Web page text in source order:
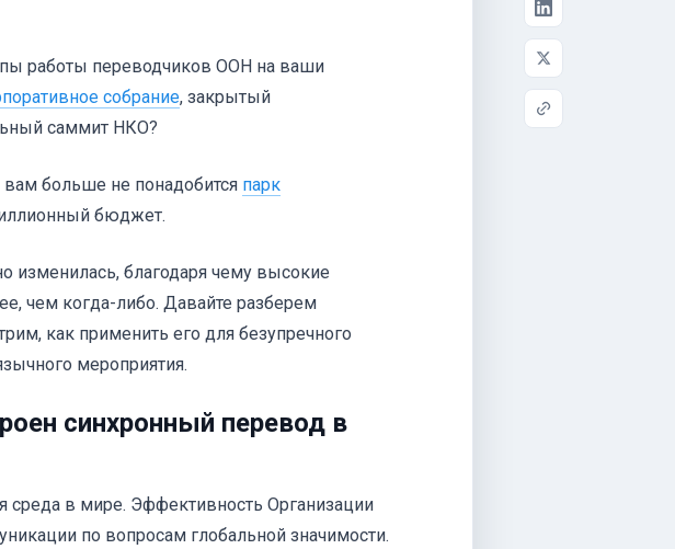
работы переводчиков ООН на ваши
собрание, закрытый
саммит НКО?
больше не понадобится парк
бюджет.
изменилась, благодаря чему высокие
чем когда-либо. Давайте разберем
как применить его для безупречного
мероприятия.
синхронный перевод в
в мире. Эффективность Организации
по вопросам глобальной значимости.